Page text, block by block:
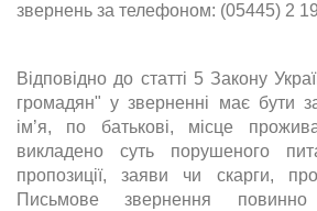
звернень за телефоном: (05445) 2
Відповідно до статті 5 Закону
громадян" у зверненні має бути
ім’я, по батькові, місце
викладено суть порушеного
пропозиції, заяви чи скарги,
Письмове звернення